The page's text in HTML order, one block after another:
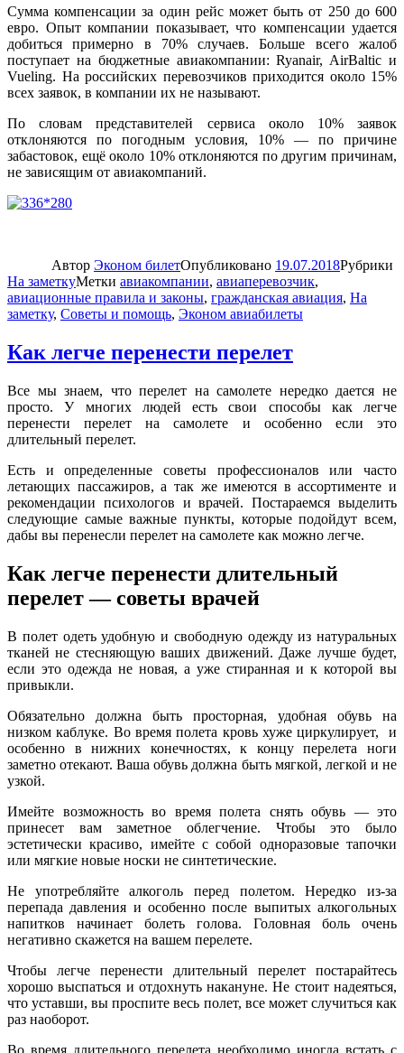
Сумма компенсации за один рейс может быть от 250 до 600
евро. Опыт компании показывает, что компенсации удается
добиться примерно в 70% случаев. Больше всего жалоб
поступает на бюджетные авиакомпании: Ryanair, AirBaltic и
Vueling. На российских перевозчиков приходится около 15%
всех заявок, в компании их не называют.
По словам представителей сервиса около 10% заявок
отклоняются по погодным условия, 10% — по причине
забастовок, ещё около 10% отклоняются по другим причинам,
не зависящим от авиакомпаний.
Автор Эконом билетОпубликовано 19.07.2018Рубрики
На заметкуМетки авиакомпании, авиаперевозчик,
авиационные правила и законы, гражданская авиация, На
заметку, Советы и помощь, Эконом авиабилеты
Как легче перенести перелет
Все мы знаем, что перелет на самолете нередко дается не
просто. У многих людей есть свои способы как легче
перенести перелет на самолете и особенно если это
длительный перелет.
Есть и определенные советы профессионалов или часто
летающих пассажиров, а так же имеются в ассортименте и
рекомендации психологов и врачей. Постараемся выделить
следующие самые важные пункты, которые подойдут всем,
дабы вы перенесли перелет на самолете как можно легче.
Как легче перенести длительный
перелет — советы врачей
В полет одеть удобную и свободную одежду из натуральных
тканей не стесняющую ваших движений. Даже лучше будет,
если это одежда не новая, а уже стиранная и к которой вы
привыкли.
Обязательно должна быть просторная, удобная обувь на
низком каблуке. Во время полета кровь хуже циркулирует, и
особенно в нижних конечностях, к концу перелета ноги
заметно отекают. Ваша обувь должна быть мягкой, легкой и не
узкой.
Имейте возможность во время полета снять обувь — это
принесет вам заметное облегчение. Чтобы это было
эстетически красиво, имейте с собой одноразовые тапочки
или мягкие новые носки не синтетические.
Не употребляйте алкоголь перед полетом. Нередко из-за
перепада давления и особенно после выпитых алкогольных
напитков начинает болеть голова. Головная боль очень
негативно скажется на вашем перелете.
Чтобы легче перенести длительный перелет постарайтесь
хорошо выспаться и отдохнуть накануне. Не стоит надеяться,
что уставши, вы проспите весь полет, все может случиться как
раз наоборот.
Во время длительного перелета необходимо иногда встать с